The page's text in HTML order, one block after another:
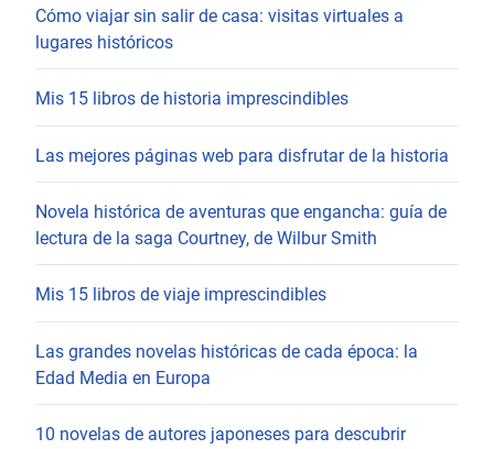
Cómo viajar sin salir de casa: visitas virtuales a
lugares históricos
Mis 15 libros de historia imprescindibles
Las mejores páginas web para disfrutar de la historia
Novela histórica de aventuras que engancha: guía de
lectura de la saga Courtney, de Wilbur Smith
Mis 15 libros de viaje imprescindibles
Las grandes novelas históricas de cada época: la
Edad Media en Europa
10 novelas de autores japoneses para descubrir